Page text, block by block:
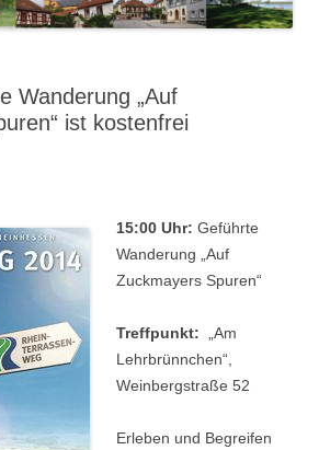
Wanderung „Auf
ist kostenfrei
15:00 Uhr: Geführte
Wanderung „Auf
Zuckmayers Spuren“
Treffpunkt: „Am
Lehrbrünnchen“,
Weinbergstraße 52
Erleben und Begreifen